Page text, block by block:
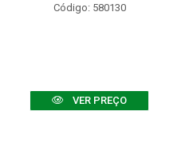
Código: 580130
VER PREÇO